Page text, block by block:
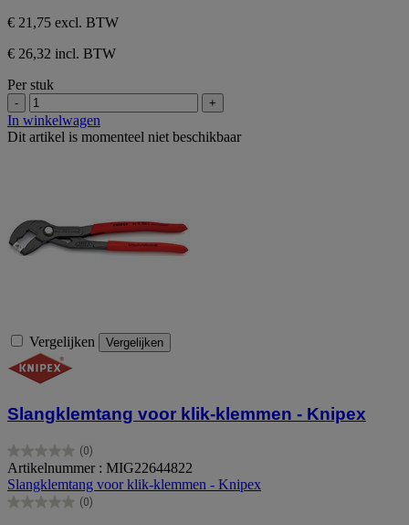
€ 21,75 excl. BTW
€ 26,32 incl. BTW
Per stuk
- +
In winkelwagen
Dit artikel is momenteel niet beschikbaar
Vergelijken Vergelijken
Slangklemtang voor klik-klemmen - Knipex
(0)
0.0
van
de
5
Artikelnummer : MIG22644822
Slangklemtang voor klik-klemmen - Knipex
(0)
0.0